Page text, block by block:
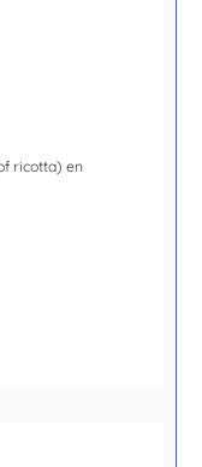
ricotta) en